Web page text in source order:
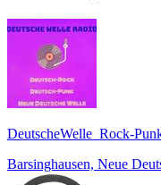
DeutscheWelle_Rock-
Barsinghausen, Neue